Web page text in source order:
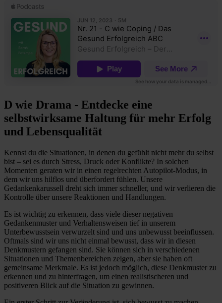
D wie Drama - Entdecke eine
selbstwirksame Haltung für mehr Erfolg
und Lebensqualität
Kennst du die Situationen, in denen du gefühlt nicht mehr du selbst
bist – sei es durch Stress, Druck oder Konflikte? In solchen
Momenten geraten wir in einen regelrechten Autopilot-Modus, in
dem wir uns hilflos und überfordert fühlen. Unsere
Gedankenkarussell dreht sich immer schneller, und wir verlieren die
Kontrolle über unsere Reaktionen und Handlungen.
Es ist wichtig zu erkennen, dass viele dieser negativen
Gedankenmuster und Verhaltensweisen tief in unserem
Unterbewusstsein verwurzelt sind und uns unbewusst beeinflussen.
Oftmals sind wir uns nicht einmal bewusst, dass wir in diesen
Denkmustern gefangen sind. Sie können sich in verschiedenen
Situationen und Themenbereichen zeigen, aber sie haben oft
gemeinsame Merkmale. Es ist jedoch möglich, diese Denkmuster zu
erkennen und zu hinterfragen, um einen realistischeren und
positiveren Blick auf die Situation zu gewinnen.